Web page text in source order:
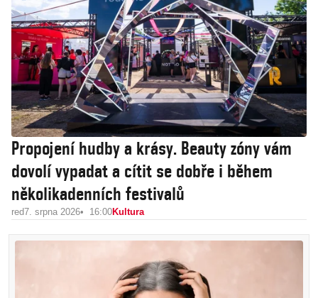
Propojení hudby a krásy. Beauty zóny vám
dovolí vypadat a cítit se dobře i během
několikadenních festivalů
red7. srpna 2026 16:00Kultura